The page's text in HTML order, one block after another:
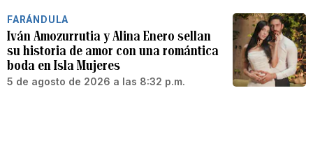
FARÁNDULA
Iván Amozurrutia y Alina Enero sellan
su historia de amor con una romántica
boda en Isla Mujeres
5 de agosto de 2026 a las 8:32 p.m.